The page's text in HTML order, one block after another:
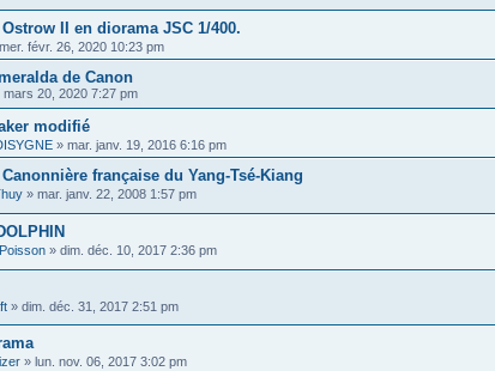
II en diorama JSC 1/400.
mer. févr. 26, 2020 10:23 pm
de Canon
mars 20, 2020 7:27 pm
modifié
» mar. janv. 19, 2016 6:16 pm
française du Yang-Tsé-Kiang
» mar. janv. 22, 2008 1:57 pm
» dim. déc. 10, 2017 2:36 pm
» dim. déc. 31, 2017 2:51 pm
» lun. nov. 06, 2017 3:02 pm